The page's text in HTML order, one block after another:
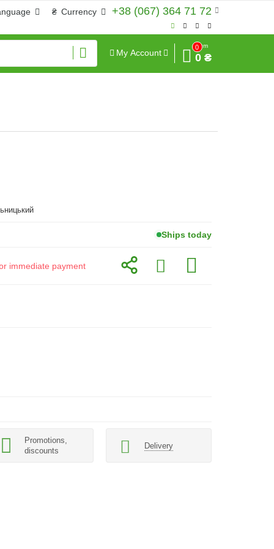
+38 (067) 364 71 72
₴ Currency
My Account
0
Sum
0 ₴
Ships today
immediate payment
Promotions,
discounts
Delivery